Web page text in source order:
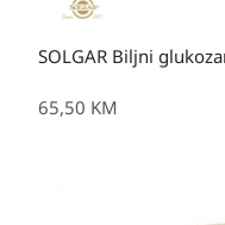
SOLGAR Biljni
65,50 KM